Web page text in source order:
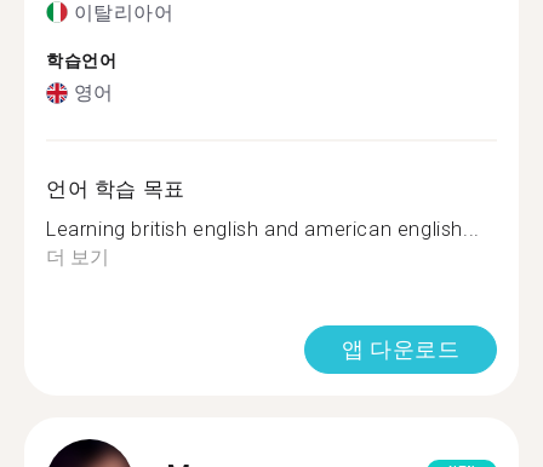
이탈리아어
학습언어
영어
언어 학습 목표
Learning british english and american english...
더 보기
앱 다운로드